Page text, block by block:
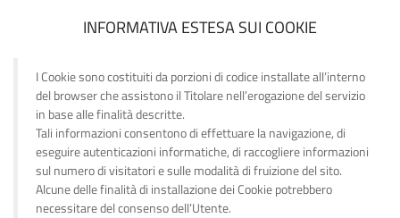
INFORMATIVA ESTESA SUI COOKIE
I Cookie sono costituiti da porzioni di codice installate all’interno
del browser che assistono il Titolare nell’erogazione del servizio
in base alle finalità descritte.
Tali informazioni consentono di effettuare la navigazione, di
eseguire autenticazioni informatiche, di raccogliere informazioni
sul numero di visitatori e sulle modalità di fruizione del sito.
Alcune delle finalità di installazione dei Cookie potrebbero
necessitare del consenso dell’Utente.